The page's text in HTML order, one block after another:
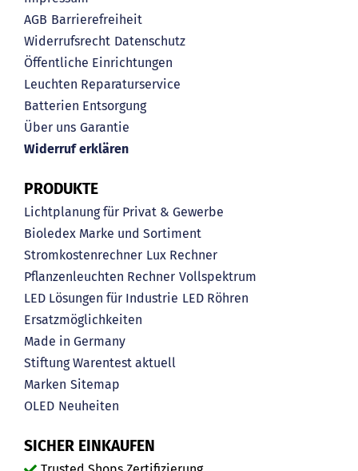
AGB Barrierefreiheit
Widerrufsrecht Datenschutz
Öffentliche Einrichtungen
Leuchten Reparaturservice
Batterien Entsorgung
Über uns Garantie
Widerruf erklären
PRODUKTE
Lichtplanung für Privat & Gewerbe
Bioledex Marke und Sortiment
Stromkostenrechner Lux Rechner
Pflanzenleuchten Rechner Vollspektrum
LED Lösungen für Industrie LED Röhren
Ersatzmöglichkeiten
Made in Germany
Stiftung Warentest aktuell
Marken Sitemap
OLED Neuheiten
SICHER EINKAUFEN